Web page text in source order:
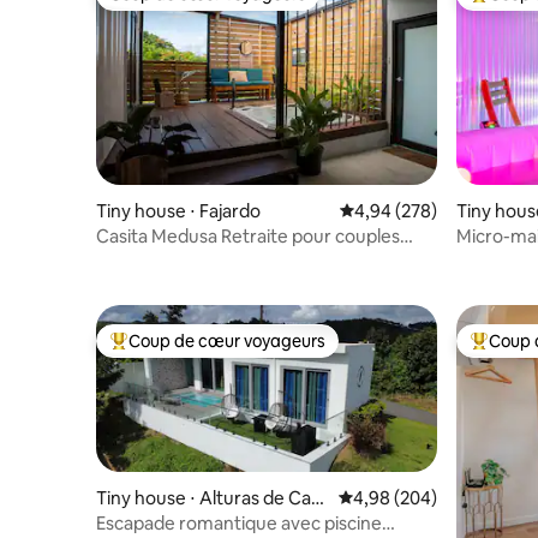
Tiny house ⋅ Fajardo Évaluation moyenne
4,94 (278)
Casita Medusa Retraite pour couples
Tiny
Micro-
Coups de cœur voyageurs les plus appréciés
Coup de cœur voyageurs
Tiny house ⋅ Alturas de Cag
uas (Beatriz)
Évaluation moyenne
4,98 (204)
Escapade romantique avec piscine
Coups
Coup